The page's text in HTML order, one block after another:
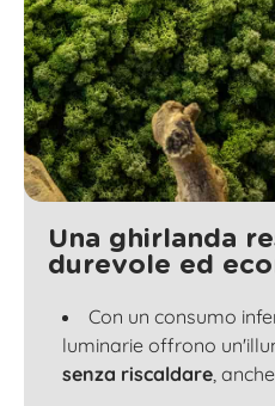
Una ghirlanda
durevole ed
Con un consumo
luminarie offrono
senza riscaldare ,